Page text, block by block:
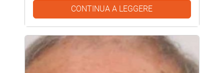
CONTINUA A LEGGERE